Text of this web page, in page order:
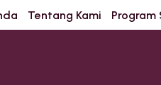
Tentang Kami Program